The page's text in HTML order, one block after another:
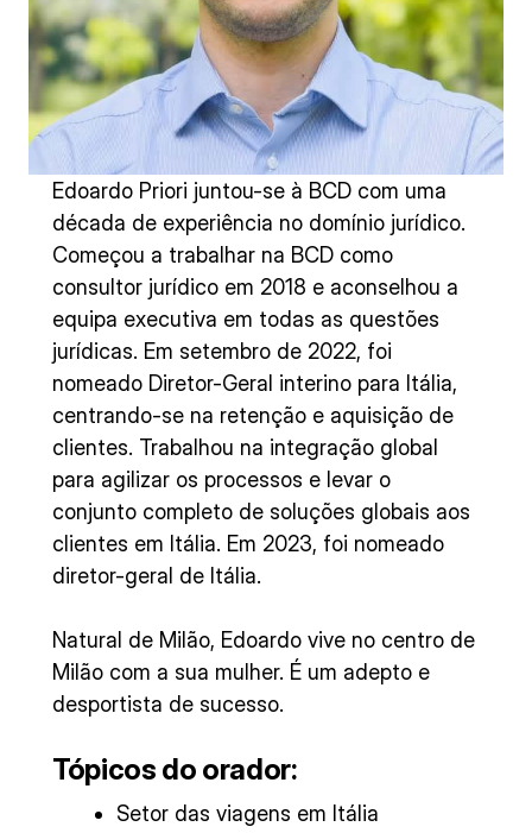
Edoardo Priori juntou-se à BCD com uma
década de experiência no domínio jurídico.
Começou a trabalhar na BCD como
consultor jurídico em 2018 e aconselhou a
equipa executiva em todas as questões
jurídicas. Em setembro de 2022, foi
nomeado Diretor-Geral interino para Itália,
centrando-se na retenção e aquisição de
clientes. Trabalhou na integração global
para agilizar os processos e levar o
conjunto completo de soluções globais aos
clientes em Itália. Em 2023, foi nomeado
diretor-geral de Itália.
Natural de Milão, Edoardo vive no centro de
Milão com a sua mulher. É um adepto e
desportista de sucesso.
Tópicos do orador:
Setor das viagens em Itália